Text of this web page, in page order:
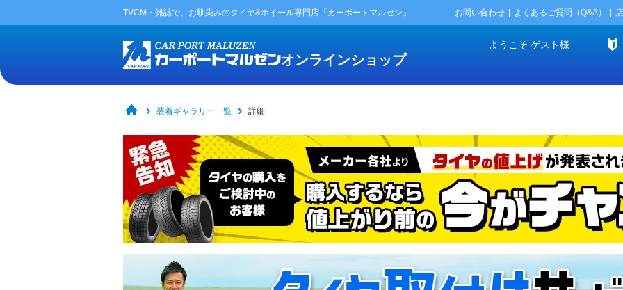
TVCM・雑誌で、お馴染みのタイヤ&ホイール専門店「カーポートマルゼン」 お問い合わせ よくあるご質問（Q&A）
オンラインショップ
ようこそ ゲスト様
装着ギャラリー一覧 詳細